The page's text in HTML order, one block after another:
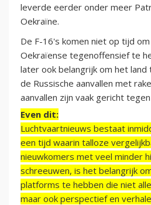
leverde eerder onder meer
Oekraïne.
De F-16's komen niet op tijd
Oekraïense tegenoffensief te
later ook belangrijk om het
de Russische aanvallen met
aanvallen zijn vaak gericht
Even dit:
Luchtvaartnieuws bestaat
een tijd waarin talloze
nieuwkomers met veel minder
schreeuwen, is het belangrijk
platforms te hebben die niet
maar ook perspectief en